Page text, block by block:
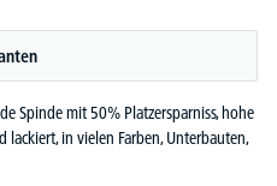
Spinde mit 50% Platzersparniss, hohe
in vielen Farben, Unterbauten,